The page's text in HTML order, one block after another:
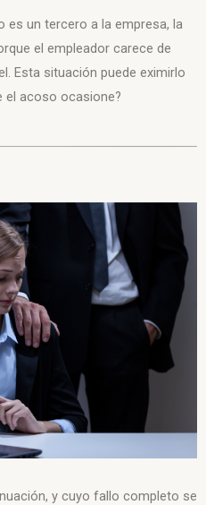
es un tercero a la empresa, la
el empleador carece de
Esta situación puede eximirlo
el acoso ocasione?
y cuyo fallo completo se